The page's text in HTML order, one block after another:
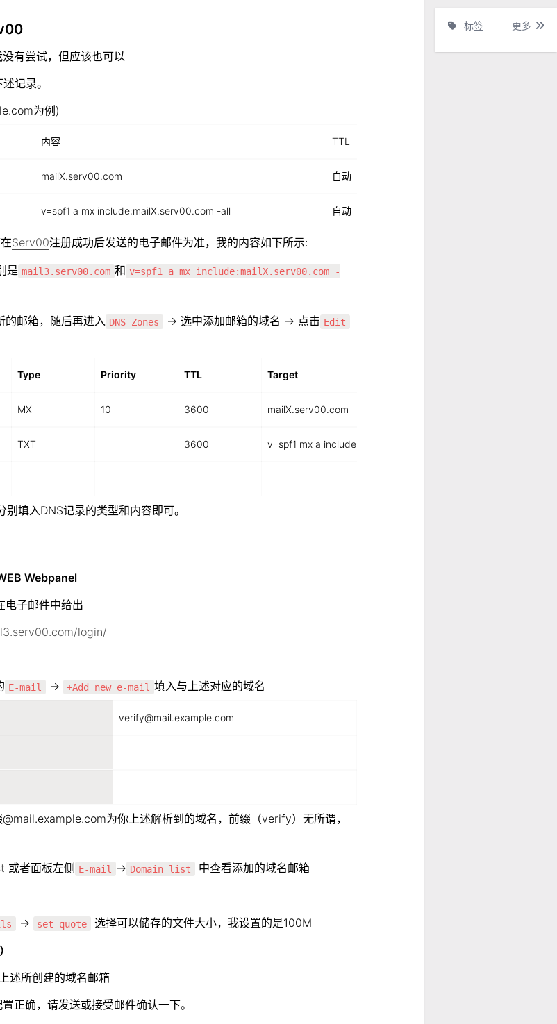
有尝试，但应该也可以
记录。
为例)
内容 TTL
mailX.serv00.com 自动
v=spf1 a mx include:mailX.serv00.com -all 自动
Serv00注册成功后发送的电子邮件为准，我的内容如下所示:
是 mail3.serv00.com 和 v=spf1 a mx include:mailX.serv00.com -
的邮箱，随后再进入 DNS Zones → 选中添加邮箱的域名 → 点击 Edit
Type Priority TTL Target
MX 10 3600 mailX.serv00.com
TXT 3600 v=spf1 mx a include:格式
填入DNS记录的类型和内容即可。
Webpanel
电子邮件中给出
login/
E-mail → +Add new e-mail 填入与上述对应的域名
verify@mail.example.com
为你上述解析到的域名，前缀（verify）无所谓，
或者面板左侧 E-mail → Domain list
中查看添加的域名邮箱
→ set quote
选择可以储存的文件大小，我设置的是100M
述所创建的域名邮箱
正确，请发送或接受邮件确认一下。
标签 更多